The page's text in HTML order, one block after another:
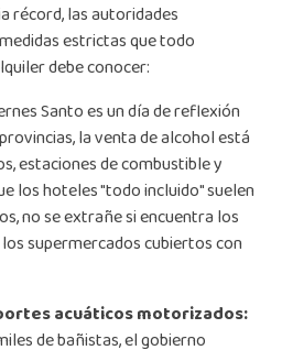
récord, las autoridades
estrictas que todo
debe conocer:
Santo es un día de reflexión
la venta de alcohol está
estaciones de combustible y
los hoteles "todo incluido" suelen
no se extrañe si encuentra los
supermercados cubiertos con
acuáticos motorizados:
de bañistas, el gobierno